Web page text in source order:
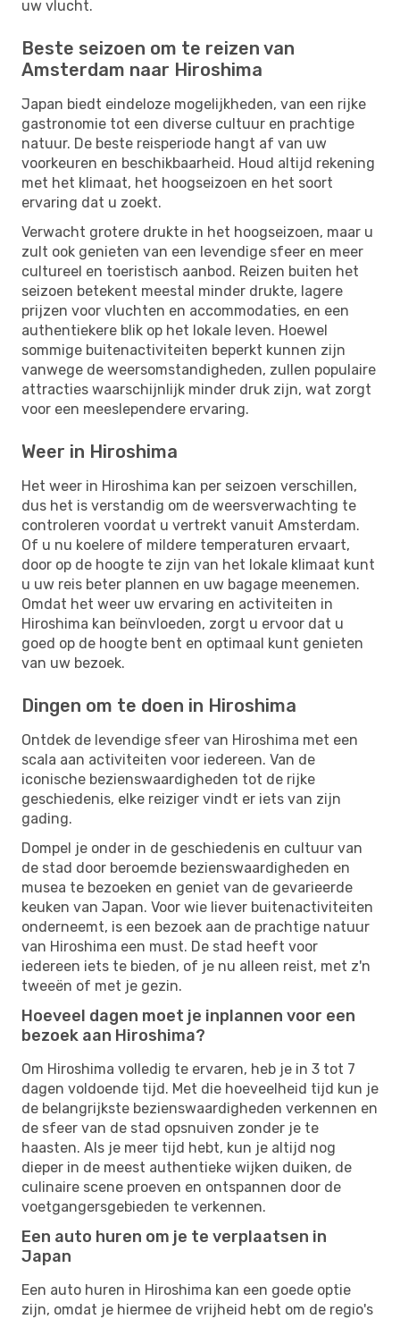
uw vlucht.
Beste seizoen om te reizen van
Amsterdam naar Hiroshima
Japan biedt eindeloze mogelijkheden, van een rijke
gastronomie tot een diverse cultuur en prachtige
natuur. De beste reisperiode hangt af van uw
voorkeuren en beschikbaarheid. Houd altijd rekening
met het klimaat, het hoogseizoen en het soort
ervaring dat u zoekt.
Verwacht grotere drukte in het hoogseizoen, maar u
zult ook genieten van een levendige sfeer en meer
cultureel en toeristisch aanbod. Reizen buiten het
seizoen betekent meestal minder drukte, lagere
prijzen voor vluchten en accommodaties, en een
authentiekere blik op het lokale leven. Hoewel
sommige buitenactiviteiten beperkt kunnen zijn
vanwege de weersomstandigheden, zullen populaire
attracties waarschijnlijk minder druk zijn, wat zorgt
voor een meeslependere ervaring.
Weer in Hiroshima
Het weer in Hiroshima kan per seizoen verschillen,
dus het is verstandig om de weersverwachting te
controleren voordat u vertrekt vanuit Amsterdam.
Of u nu koelere of mildere temperaturen ervaart,
door op de hoogte te zijn van het lokale klimaat kunt
u uw reis beter plannen en uw bagage meenemen.
Omdat het weer uw ervaring en activiteiten in
Hiroshima kan beïnvloeden, zorgt u ervoor dat u
goed op de hoogte bent en optimaal kunt genieten
van uw bezoek.
Dingen om te doen in Hiroshima
Ontdek de levendige sfeer van Hiroshima met een
scala aan activiteiten voor iedereen. Van de
iconische bezienswaardigheden tot de rijke
geschiedenis, elke reiziger vindt er iets van zijn
gading.
Dompel je onder in de geschiedenis en cultuur van
de stad door beroemde bezienswaardigheden en
musea te bezoeken en geniet van de gevarieerde
keuken van Japan. Voor wie liever buitenactiviteiten
onderneemt, is een bezoek aan de prachtige natuur
van Hiroshima een must. De stad heeft voor
iedereen iets te bieden, of je nu alleen reist, met z'n
tweeën of met je gezin.
Hoeveel dagen moet je inplannen voor een
bezoek aan Hiroshima?
Om Hiroshima volledig te ervaren, heb je in 3 tot 7
dagen voldoende tijd. Met die hoeveelheid tijd kun je
de belangrijkste bezienswaardigheden verkennen en
de sfeer van de stad opsnuiven zonder je te
haasten. Als je meer tijd hebt, kun je altijd nog
dieper in de meest authentieke wijken duiken, de
culinaire scene proeven en ontspannen door de
voetgangersgebieden te verkennen.
Een auto huren om je te verplaatsen in
Japan
Een auto huren in Hiroshima kan een goede optie
zijn, omdat je hiermee de vrijheid hebt om de regio's